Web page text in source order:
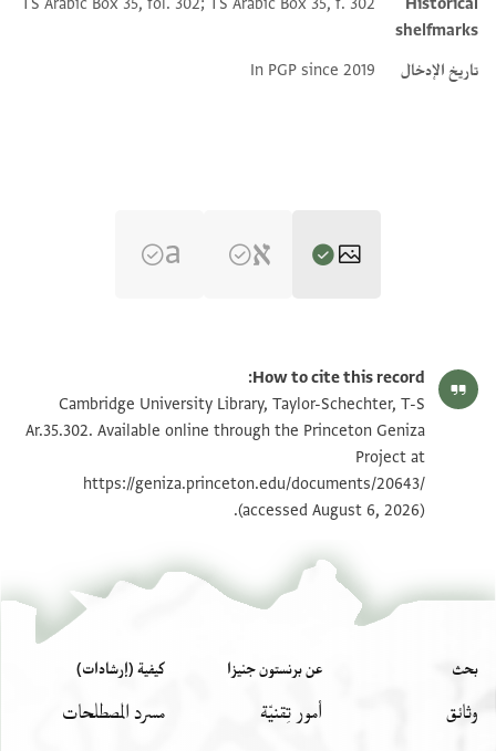
shelfmarks
تاريخ الإدخال In PGP since 2019
T-S Ar.35.302 1v تكبير و تدوير
بيان أذونات الصورة
How to cite this record:
Cambridge University Library, Taylor-Schechter, T-S
Ar.35.302. Available online through the Princeton Geniza
Project at
https://geniza.princeton.edu/documents/20643/
(accessed August 6, 2026).
بحث
وثائق
عن برنستون جنيزا
أمور تِقنيّة
كيفية (إرشادات)
مسرد المصطلحات